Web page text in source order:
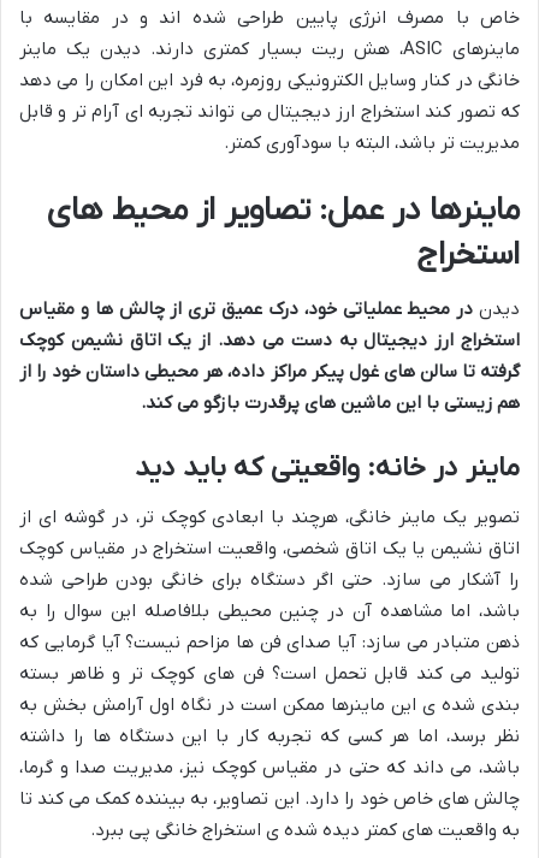
خاص با مصرف انرژی پایین طراحی شده اند و در مقایسه با
ماینرهای ASIC، هش ریت بسیار کمتری دارند. دیدن یک ماینر
خانگی در کنار وسایل الکترونیکی روزمره، به فرد این امکان را می دهد
که تصور کند استخراج ارز دیجیتال می تواند تجربه ای آرام تر و قابل
مدیریت تر باشد، البته با سودآوری کمتر.
ماینرها در عمل: تصاویر از محیط های
استخراج
دیدن در محیط عملیاتی خود، درک عمیق تری از چالش ها و مقیاس
استخراج ارز دیجیتال به دست می دهد. از یک اتاق نشیمن کوچک
گرفته تا سالن های غول پیکر مراکز داده، هر محیطی داستان خود را از
هم زیستی با این ماشین های پرقدرت بازگو می کند.
ماینر در خانه: واقعیتی که باید دید
تصویر یک ماینر خانگی، هرچند با ابعادی کوچک تر، در گوشه ای از
اتاق نشیمن یا یک اتاق شخصی، واقعیت استخراج در مقیاس کوچک
را آشکار می سازد. حتی اگر دستگاه برای خانگی بودن طراحی شده
باشد، اما مشاهده آن در چنین محیطی بلافاصله این سوال را به
ذهن متبادر می سازد: آیا صدای فن ها مزاحم نیست؟ آیا گرمایی که
تولید می کند قابل تحمل است؟ فن های کوچک تر و ظاهر بسته
بندی شده ی این ماینرها ممکن است در نگاه اول آرامش بخش به
نظر برسد، اما هر کسی که تجربه کار با این دستگاه ها را داشته
باشد، می داند که حتی در مقیاس کوچک نیز، مدیریت صدا و گرما،
چالش های خاص خود را دارد. این تصاویر، به بیننده کمک می کند تا
به واقعیت های کمتر دیده شده ی استخراج خانگی پی ببرد.